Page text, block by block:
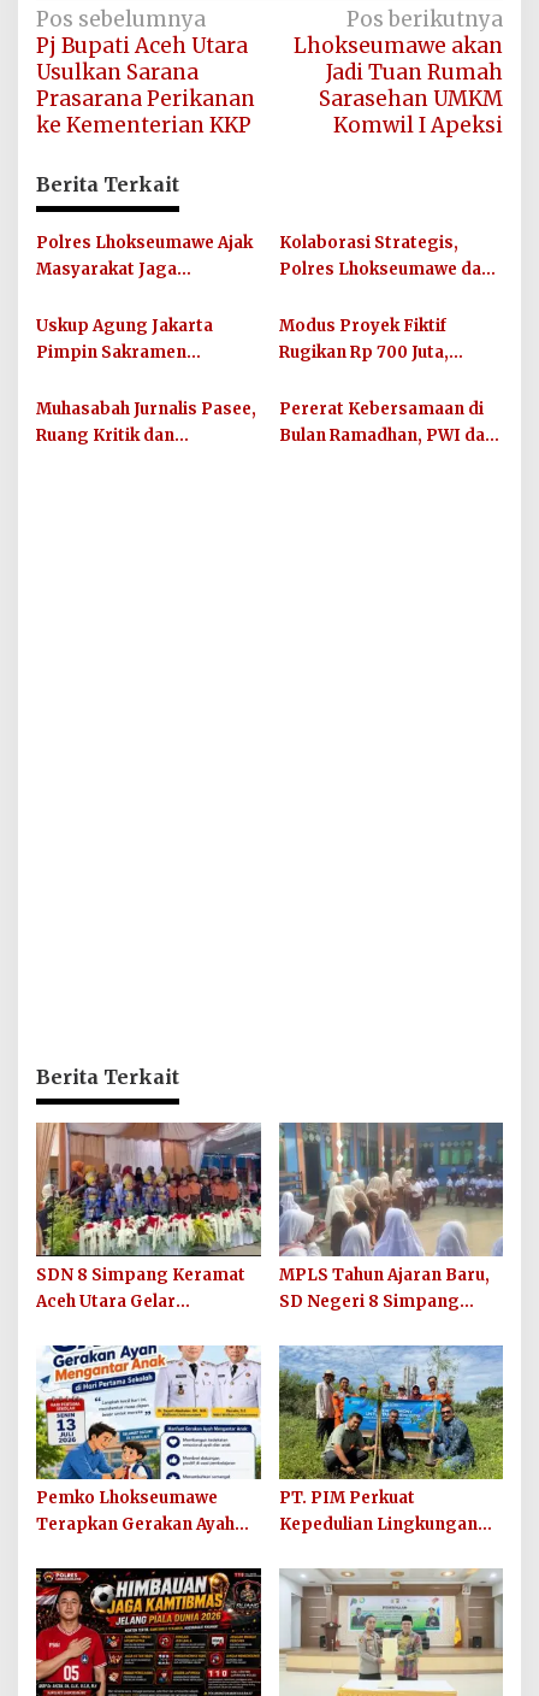
Navigasi
pos
Pos sebelumnya
Pj Bupati Aceh Utara
Usulkan Sarana
Prasarana Perikanan
ke Kementerian KKP
Pos berikutnya
Lhokseumawe akan
Jadi Tuan Rumah
Sarasehan UMKM
Komwil I Apeksi
Berita Terkait
Polres Lhokseumawe Ajak
Masyarakat Jaga
Sportivitas Jelang Piala
Dunia 2026
Kolaborasi Strategis,
Polres Lhokseumawe dan
Layanan Publik
Berkualitas
Uskup Agung Jakarta
Pimpin Sakramen
Raditya dan Klara Fidelia
Modus Proyek Fiktif
Rugikan Rp 700 Juta,
Diamankan Polres
Lhokseumawe
Muhasabah Jurnalis Pasee,
Ruang Kritik dan
Pererat Kebersamaan di
Bulan Ramadhan, PWI dan
Berita Terkait
SDN 8 Simpang Keramat
Aceh Utara Gelar
Tahun Ajaran 2026/2027
MPLS Tahun Ajaran Baru,
SD Negeri 8 Simpang
Sekolah Berkualitas dan
Berkarakter
Pemko Lhokseumawe
Terapkan Gerakan Ayah
Sekolah
PT. PIM Perkuat
Kepedulian Lingkungan
Penguatan Ekosistem